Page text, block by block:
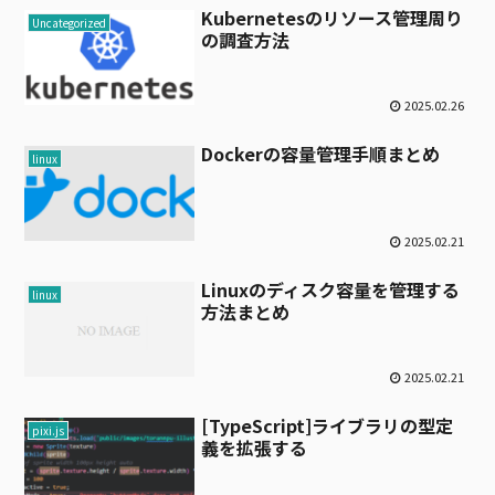
Uncategorized
Kubernetesのリソース管理周り
の調査方法
2025.02.26
linux Dockerの容量管理手順まとめ
2025.02.21
linux
Linuxのディスク容量を管理する
方法まとめ
2025.02.21
pixi.js
[TypeScript]ライブラリの型定
義を拡張する